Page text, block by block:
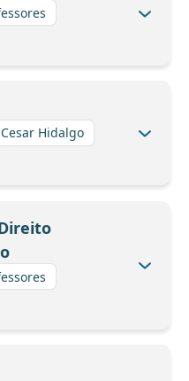
Hidalgo